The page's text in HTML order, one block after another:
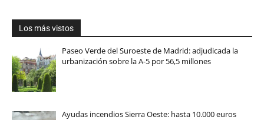
Los más vistos
Paseo Verde del Suroeste de Madrid: adjudicada la
urbanización sobre la A-5 por 56,5 millones
Ayudas incendios Sierra Oeste: hasta 10.000 euros